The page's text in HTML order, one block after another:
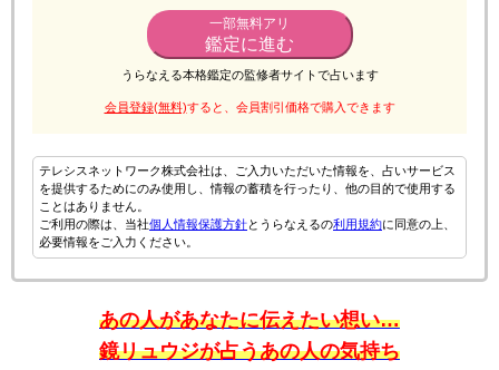
一部無料アリ
鑑定に進む
うらなえる本格鑑定の監修者サイトで占います
会員登録(無料)すると、会員割引価格で購入できます
テレシスネットワーク株式会社は、ご入力いただいた情報を、占いサービス
を提供するためにのみ使用し、情報の蓄積を行ったり、他の目的で使用する
ことはありません。
ご利用の際は、当社個人情報保護方針とうらなえるの利用規約に同意の上、
必要情報をご入力ください。
あの人があなたに伝えたい想い…
鏡リュウジが占うあの人の気持ち